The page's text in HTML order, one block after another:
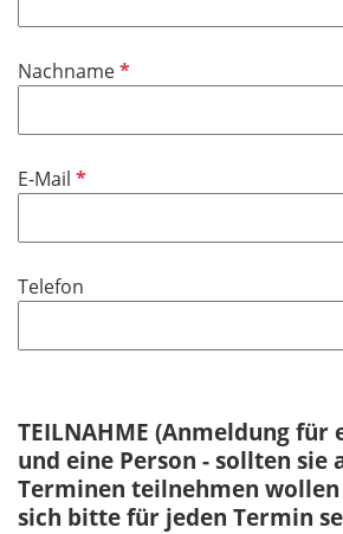
c
t
e
d
NachnameP
t
e
d
E-Mail P
c
t
l
d
Telefon
TEILNAHME (Anmeldung für
und eine Person - sollten sie
Terminen teilnehmen wollen
sich bitte für jeden Termin